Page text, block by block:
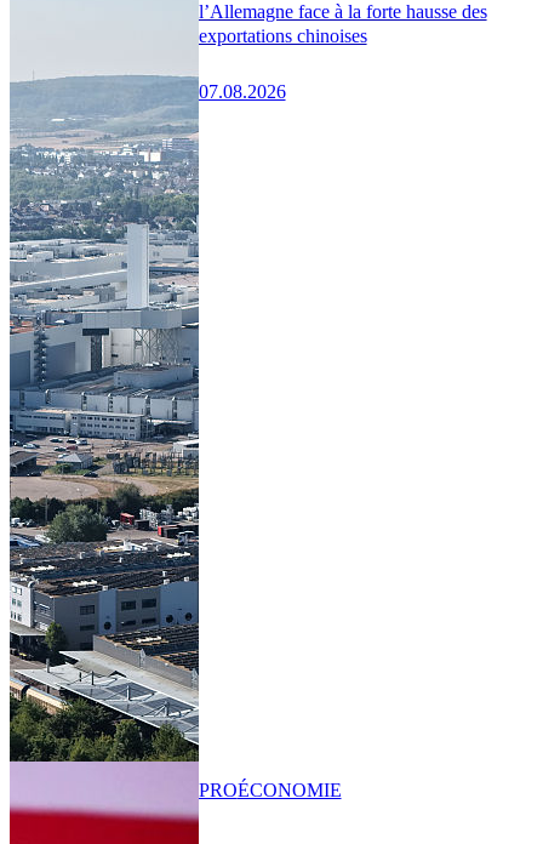
l’Allemagne face à la forte hausse des
exportations chinoises
07.08.2026
PROÉCONOMIE